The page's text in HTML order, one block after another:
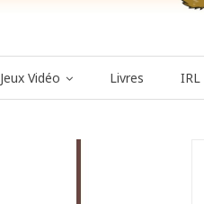
Jeux Vidéo Livres IRL